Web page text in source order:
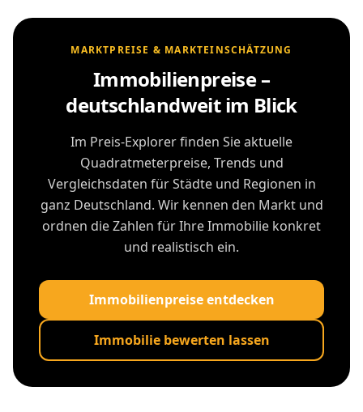
MARKTPREISE & MARKTEINSCHÄTZUNG
Immobilienpreise –
deutschlandweit im Blick
Im Preis-Explorer finden Sie aktuelle
Quadratmeterpreise, Trends und
Vergleichsdaten für Städte und Regionen in
ganz Deutschland. Wir kennen den Markt und
ordnen die Zahlen für Ihre Immobilie konkret
und realistisch ein.
Immobilienpreise entdecken
Immobilie bewerten lassen